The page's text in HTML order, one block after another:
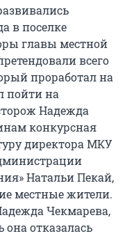
в поселке
главы местной
всего
проработал на
пойти на
Надежда
конкурсная
директора МКУ
Натальи Пекай,
местные жители.
Чекмарева,
отказалась